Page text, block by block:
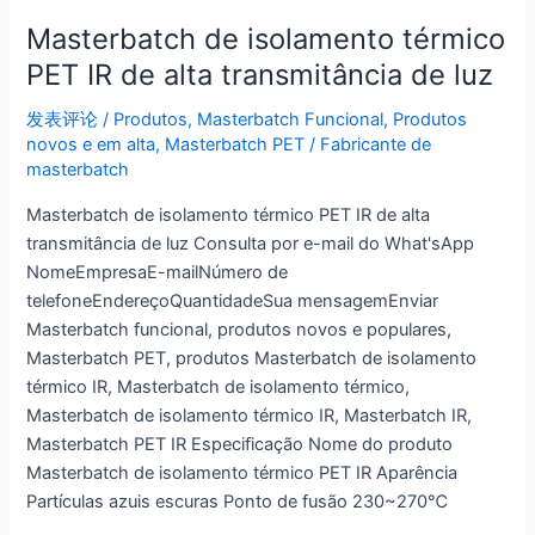
Masterbatch de isolamento térmico
PET IR de alta transmitância de luz
发表评论 / Produtos, Masterbatch Funcional, Produtos
novos e em alta, Masterbatch PET / Fabricante de
masterbatch
Masterbatch de isolamento térmico PET IR de alta
transmitância de luz Consulta por e-mail do What'sApp
NomeEmpresaE-mailNúmero de
telefoneEndereçoQuantidadeSua mensagemEnviar
Masterbatch funcional, produtos novos e populares,
Masterbatch PET, produtos Masterbatch de isolamento
térmico IR, Masterbatch de isolamento térmico,
Masterbatch de isolamento térmico IR, Masterbatch IR,
Masterbatch PET IR Especificação Nome do produto
Masterbatch de isolamento térmico PET IR Aparência
Partículas azuis escuras Ponto de fusão 230~270℃